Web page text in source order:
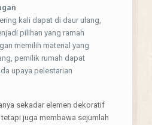
kali dapat di daur ulang,
pilihan yang ramah
memilih material yang
pemilik rumah dapat
upaya pelestarian
sekadar elemen dekoratif
juga membawa sejumlah